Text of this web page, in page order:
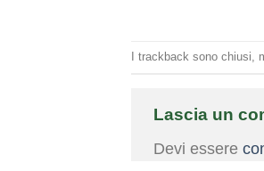
I trackback sono chiusi,
Lascia un
Devi essere